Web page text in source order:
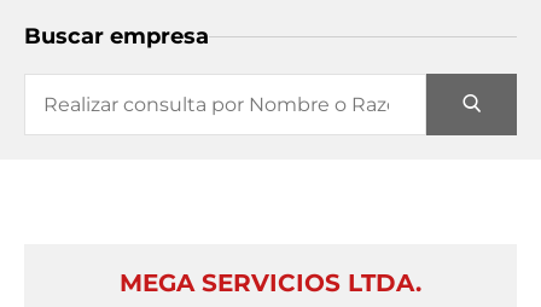
Buscar empresa
MEGA SERVICIOS LTDA.